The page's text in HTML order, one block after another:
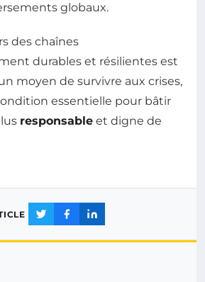
globaux.
des chaînes
durables et résilientes est
moyen de survivre aux crises,
essentielle pour bâtir
responsable et digne de